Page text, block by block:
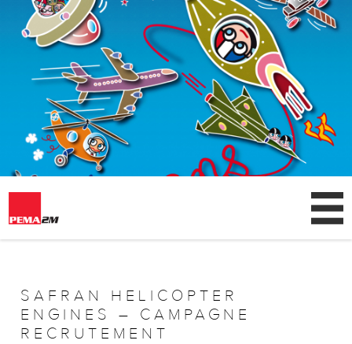
AGENCE
CLIENTS
NEWS
SAFRAN HELICOPTER
ENGINES – CAMPAGNE
RECRUTEMENT